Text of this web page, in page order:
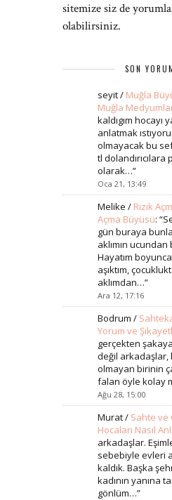
sitemize siz de
olabilirsiniz.
SON
seyit/ Muğla
Muğla
kaldıgım hocayı
anlatmak
olmayacak bu
tl dolandırıcılara
olarak…”
Oca 21, 13:49
Melike / Rızık
Açma Büyüsü: “
gün buraya
aklımın
Hayatım
aşıktım,
aklımdan…”
Ara 12, 17:16
Bodrum /
Yorum ve
gerçekten
değil arkadaşlar,
olmayan birinin
falan öyle kolay
Ağu 28, 15:00
Murat/ Sahte ve
Hocaları Nasıl
arkadaşlar.
sebebiyle evleri
kaldık. Başka
kadının yanına
gönlüm…”